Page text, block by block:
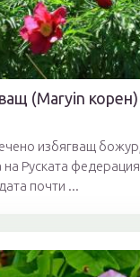
(Maryin корен)
избягващ
на Руската
почти ...